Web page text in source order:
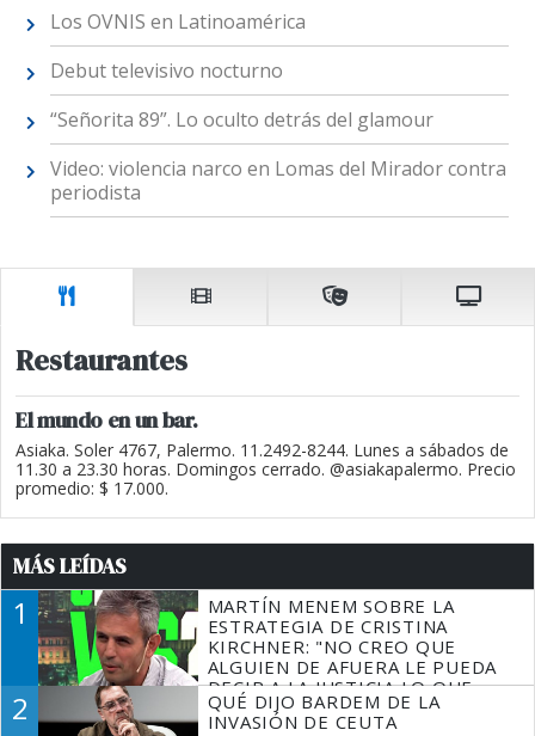
Los OVNIS en Latinoamérica
Debut televisivo nocturno
“Señorita 89”. Lo oculto detrás del glamour
Video: violencia narco en Lomas del Mirador contra
periodista
Restaurantes
El mundo en un bar.
Asiaka. Soler 4767, Palermo. 11.2492-8244. Lunes a sábados de
11.30 a 23.30 horas. Domingos cerrado. @asiakapalermo. Precio
promedio: $ 17.000.
MÁS LEÍDAS
1
MARTÍN MENEM SOBRE LA
ESTRATEGIA DE CRISTINA
KIRCHNER: "NO CREO QUE
ALGUIEN DE AFUERA LE PUEDA
DECIR A LA JUSTICIA LO QUE
TIENE QUE HACER"
2
QUÉ DIJO BARDEM DE LA
INVASIÓN DE CEUTA